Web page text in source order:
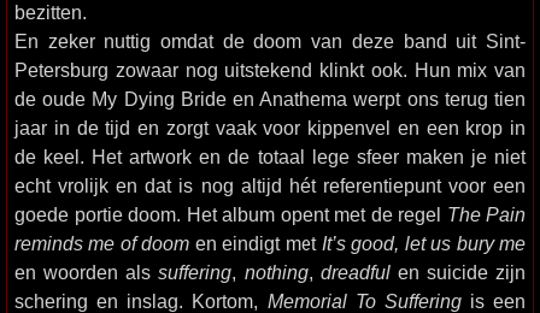
bezitten.
En zeker nuttig omdat de doom van deze band uit Sint-
Petersburg zowaar nog uitstekend klinkt ook. Hun mix van
de oude My Dying Bride en Anathema werpt ons terug tien
jaar in de tijd en zorgt vaak voor kippenvel en een krop in
de keel. Het artwork en de totaal lege sfeer maken je niet
echt vrolijk en dat is nog altijd hét referentiepunt voor een
goede portie doom. Het album opent met de regel The Pain
reminds me of doom en eindigt met It’s good, let us bury me
en woorden alssuffering, nothing, dreadfulen suicide zijn
schering en inslag. Kortom, Memorial To Sufferingis een